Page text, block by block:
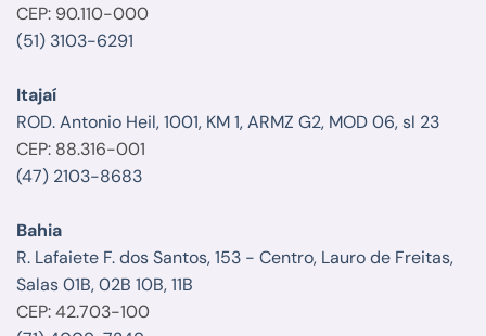
CEP: 90.110-000
(51) 3103-6291
Itajaí
ROD. Antonio Heil, 1001, KM 1, ARMZ G2, MOD 06, sl 23
CEP: 88.316-001
(47) 2103-8683
Bahia
R. Lafaiete F. dos Santos, 153 - Centro, Lauro de Freitas,
Salas 01B, 02B 10B, 11B
CEP: 42.703-100